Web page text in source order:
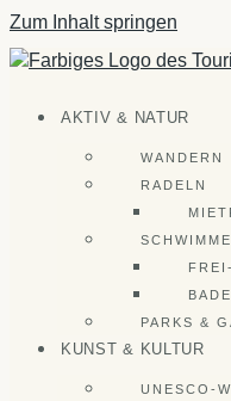
Zum Inhalt springen
AKTIV & NATUR
WANDERN
RADELN
PARKS &
KUNST & KULTUR
UNESCO-